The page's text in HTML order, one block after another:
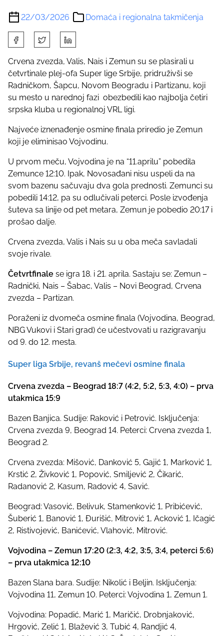
22/03/2026 Domaća i regionalna takmičenja
h
a
r
e
t
h
s
p
o
s
n
Crvena zvezda, Valis, Nais i Zemun su se plasirali u
četvrtinale plej-ofa Super lige Srbije, pridruživši se
Radničkom, Šapcu, Novom Beogradu i Partizanu, koji
su mesto u narednoj fazi obezbedili kao najbolja četiri
srpska kluba u regionalnoj VRL ligi.
Najveće iznenađenje osmine finala priredio je Zemun
koji je eliminisao Vojvodinu.
U prvom meču, Vojvodina je na “11.aprilu” pobedila
Zemunce 12:10. Ipak, Novosađani nisu uspeli da na
svom bazenu sačuvaju dva gola prednosti. Zemunci su
pobedili 14:12, pa su odlučivali peterci. Posle izvođenja
šuteva sa linije od pet metara, Zemun je pobedio 20:17 i
prošao dalje.
Crvena zvezda, Valis i Nais su u oba meča savladali
svoje rivale.
Četvrtfinale se igra 18. i 21. aprila. Sastaju se: Zemun –
Radnički, Nais – Šabac, Valis – Novi Beograd, Crvena
zvezda – Partizan.
Poraženi iz dvomeča osmine finala (Vojvodina, Beograd,
NBG Vukovi i Stari grad) će učestvovati u razigravanju
od 9. do 12. mesta.
Super liga Srbije, revanš mečevi osmine finala
Crvena zvezda – Beograd 18:7 (4:2, 5:2, 5:3, 4:0) – prva
utakmica 15:9
Bazen Banjica. Sudije: Raković i Petrović. Isključenja:
Crvena zvezda 9, Beograd 14. Peterci: Crvena zvezda 1,
Beograd 2.
Crvena zvezda: Mišović, Danković 5, Gajić 1, Marković 1,
Krstić 2, Živković 1, Popović, Smiljević 2, Čikarić,
Radanović 2, Kasum, Radović 4, Savić.
Beograd: Vasović, Belivuk, Stamenković 1, Pribićević,
Šuberić 1, Banović 1, Đurišić, Mitrović 1, Acković 1, Ičagić
2, Ristivojević, Banićević, Vlahović, Mitrović.
Vojvodina – Zemun 17:20 (2:3, 4:2, 3:5, 3:4, peterci 5:6)
– prva utakmica 12:10
Bazen Slana bara. Sudije: Nikolić i Beljin. Isključenja:
Vojvodina 11, Zemun 10. Peterci: Vojvodina 1, Zemun 1.
Vojvodina: Popadić, Marić 1, Maričić, Drobnjaković,
Hrgović, Zelić 1, Blažević 3, Tubić 4, Randjić 4,